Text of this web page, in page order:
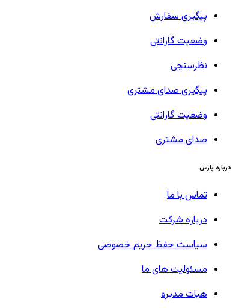
پیگیری سفارش
وضعیت گارانتی
نظرسنجی
پیگیری صدای مشتری
وضعیت گارانتی
صدای مشتری
درباره پارس
تماس با ما
درباره شرکت
سیاست حفظ حریم خصوصی
مسئولیت های ما
هیات مدیره